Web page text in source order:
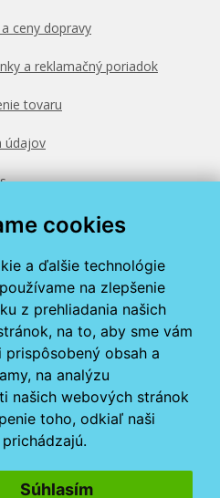
cookies
a ďalšie technológie
na zlepšenie
z prehliadania našich
na to, aby sme vám
prispôsobený obsah a
na analýzu
našich webových stránok
toho, odkiaľ naši
Súhlasím
Purpurový
toner
€
do košíka
ceny dopravy
a reklamačný poriadok
tovaru
údajov
od 8. do 17. hod.